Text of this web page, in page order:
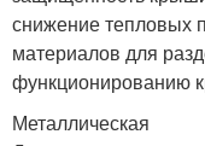
снижение тепловых
материалов для
функционированию
Металлическая